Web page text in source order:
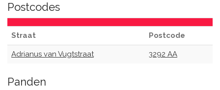
Postcodes
Straat Postcode
Adrianus van Vugtstraat 3292 AA
Panden